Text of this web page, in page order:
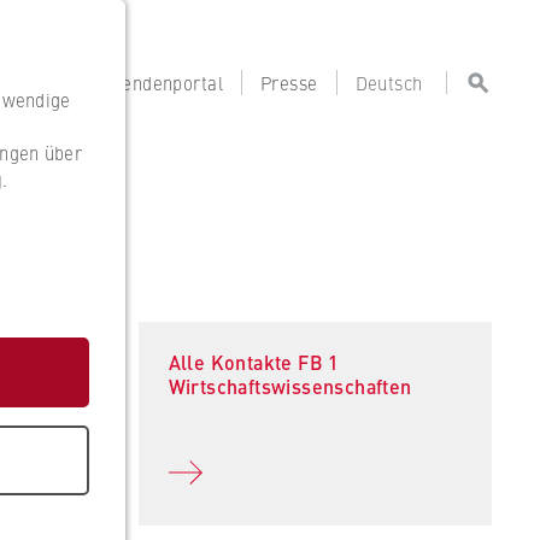
Lehrendenportal Presse Deutsch
Alle Kontakte FB 1
Wirtschaftswissenschaften
über